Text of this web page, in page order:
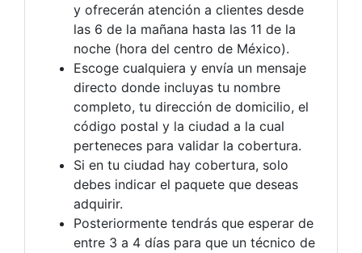
y ofrecerán atención a clientes desde
las 6 de la mañana hasta las 11 de la
noche (hora del centro de México).
Escoge cualquiera y envía un mensaje
directo donde incluyas tu nombre
completo, tu dirección de domicilio, el
código postal y la ciudad a la cual
perteneces para validar la cobertura.
Si en tu ciudad hay cobertura, solo
debes indicar el paquete que deseas
adquirir.
Posteriormente tendrás que esperar de
entre 3 a 4 días para que un técnico de